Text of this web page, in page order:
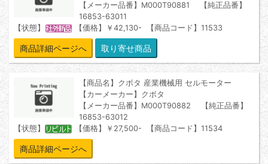
【メーカー品番】M000T90881 【純正品番】
16853-63011
【状態】
【価格】￥42,130- 【商品コード】11533
商品詳細ページへ
【商品名】クボタ 産業機械用 セルモーター
【カーメーカー】クボタ
【メーカー品番】M000T90882 【純正品番】
16853-63012
【状態】
【価格】￥27,500- 【商品コード】11534
商品詳細ページへ